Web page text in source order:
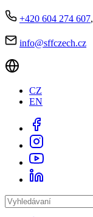
+420 604 274 607,
info@sffczech.cz
CZ
EN